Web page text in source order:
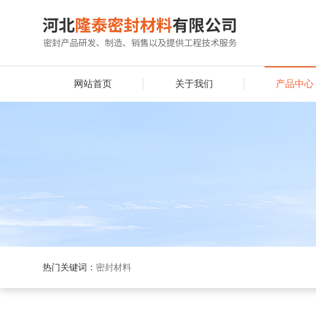
网站首页 关于我们 产品中心
热门关键词： 密封材料